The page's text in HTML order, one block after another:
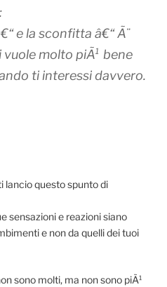
e la sconfitta â€“ Ã¨
molto piÃ¹ bene
ti interessi davvero.
lancio questo spunto di
sensazioni e reazioni siano
e non da quelli dei tuoi
sono molti, ma non sono piÃ¹